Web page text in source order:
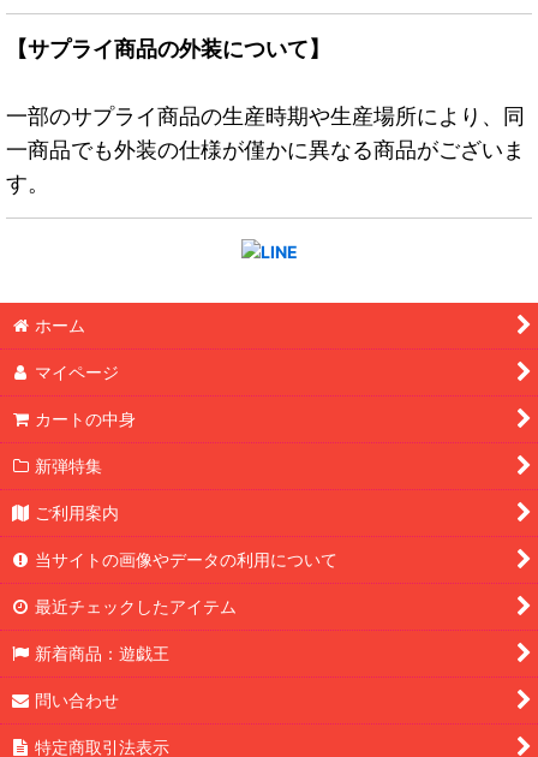
【サプライ商品の外装について】
一部のサプライ商品の生産時期や生産場所により、同
一商品でも外装の仕様が僅かに異なる商品がございま
す。
ホーム
マイページ
カートの中身
新弾特集
ご利用案内
当サイトの画像やデータの利用について
最近チェックしたアイテム
新着商品：遊戯王
問い合わせ
特定商取引法表示